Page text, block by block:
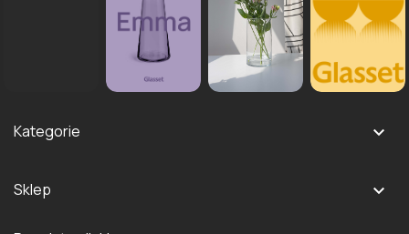
Kategorie 
Dzbanki i karafki
Naczynia do serwowania
Sklep 
Logowanie